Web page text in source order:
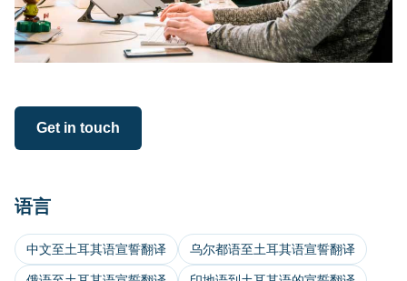
Get in touch
语言
中文至土耳其语宣誓翻译 乌尔都语至土耳其语宣誓翻译